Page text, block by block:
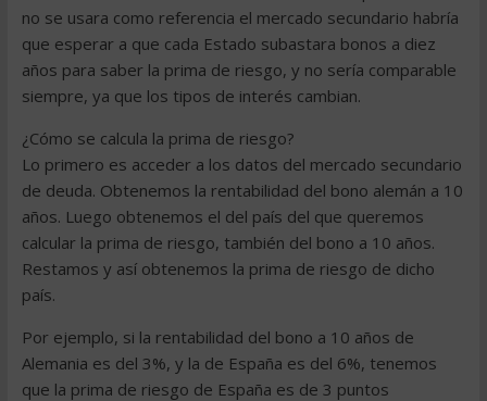
no se usara como referencia el mercado secundario habría
que esperar a que cada Estado subastara bonos a diez
años para saber la prima de riesgo, y no sería comparable
siempre, ya que los tipos de interés cambian.
¿Cómo se calcula la prima de riesgo?
Lo primero es acceder a los datos del mercado secundario
de deuda. Obtenemos la rentabilidad del bono alemán a 10
años. Luego obtenemos el del país del que queremos
calcular la prima de riesgo, también del bono a 10 años.
Restamos y así obtenemos la prima de riesgo de dicho
país.
Por ejemplo, si la rentabilidad del bono a 10 años de
Alemania es del 3%, y la de España es del 6%, tenemos
que la prima de riesgo de España es de 3 puntos